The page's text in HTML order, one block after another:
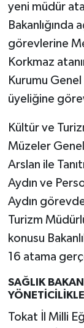
yeni müdür
Bakanlığında
görevlerine
Korkmaz
Kurumu
üyeliğine
Kültür ve
Müzeler
Arslan ile
Aydın ve
Aydın
Turizm
konusu
16 atama
SAĞLIK
Tokat İl Milli